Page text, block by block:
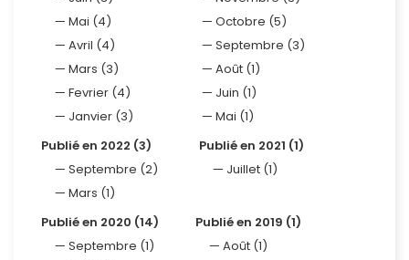
Mai (4)
Avril (4)
Mars (3)
Fevrier (4)
Janvier (3)
Octobre (5)
Septembre (3)
Août (1)
Juin (1)
Mai (1)
Publié en 2022 (3)
Septembre (2)
Mars (1)
Publié en 2021 (1)
Juillet (1)
Publié en 2020 (14)
Septembre (1)
Publié en 2019 (1)
Août (1)